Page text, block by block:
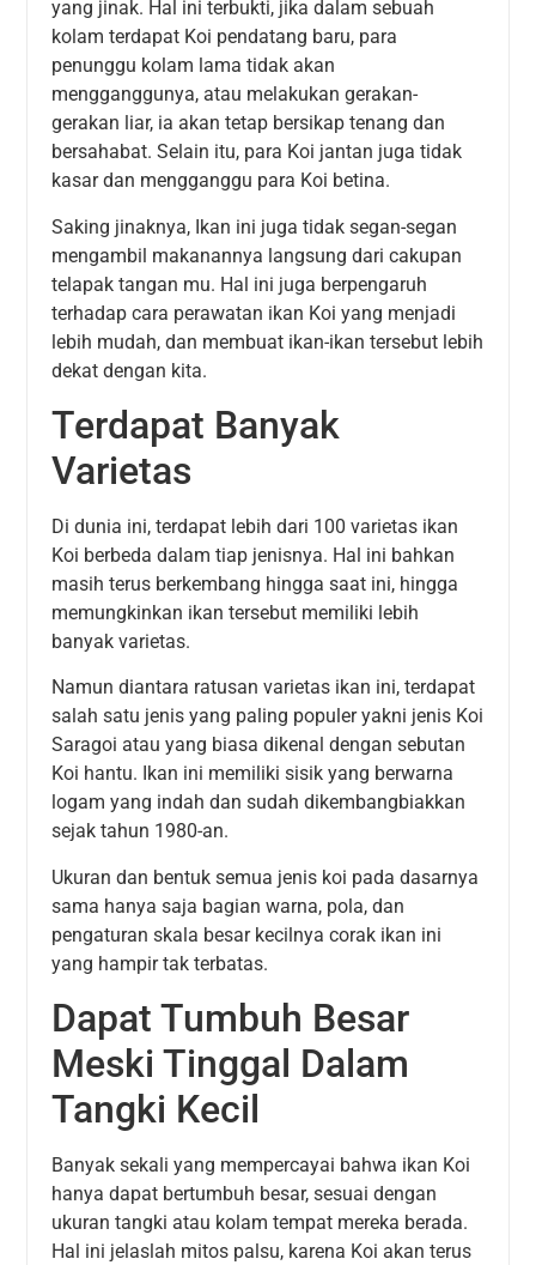
yang jinak. Hal ini terbukti, jika dalam sebuah
kolam terdapat Koi pendatang baru, para
penunggu kolam lama tidak akan
mengganggunya, atau melakukan gerakan-
gerakan liar, ia akan tetap bersikap tenang dan
bersahabat. Selain itu, para Koi jantan juga tidak
kasar dan mengganggu para Koi betina.
Saking jinaknya, Ikan ini juga tidak segan-segan
mengambil makanannya langsung dari cakupan
telapak tangan mu. Hal ini juga berpengaruh
terhadap cara perawatan ikan Koi yang menjadi
lebih mudah, dan membuat ikan-ikan tersebut lebih
dekat dengan kita.
Terdapat Banyak
Varietas
Di dunia ini, terdapat lebih dari 100 varietas ikan
Koi berbeda dalam tiap jenisnya. Hal ini bahkan
masih terus berkembang hingga saat ini, hingga
memungkinkan ikan tersebut memiliki lebih
banyak varietas.
Namun diantara ratusan varietas ikan ini, terdapat
salah satu jenis yang paling populer yakni jenis Koi
Saragoi atau yang biasa dikenal dengan sebutan
Koi hantu. Ikan ini memiliki sisik yang berwarna
logam yang indah dan sudah dikembangbiakkan
sejak tahun 1980-an.
Ukuran dan bentuk semua jenis koi pada dasarnya
sama hanya saja bagian warna, pola, dan
pengaturan skala besar kecilnya corak ikan ini
yang hampir tak terbatas.
Dapat Tumbuh Besar
Meski Tinggal Dalam
Tangki Kecil
Banyak sekali yang mempercayai bahwa ikan Koi
hanya dapat bertumbuh besar, sesuai dengan
ukuran tangki atau kolam tempat mereka berada.
Hal ini jelaslah mitos palsu, karena Koi akan terus